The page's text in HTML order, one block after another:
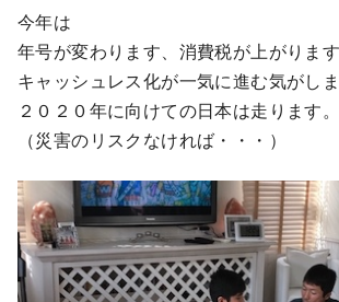
今年は
年号が変わります、消費税が上がります
キャッシュレス化が一気に進む気がしま
２０２０年に向けての日本は走ります。
（災害のリスクなければ・・・）